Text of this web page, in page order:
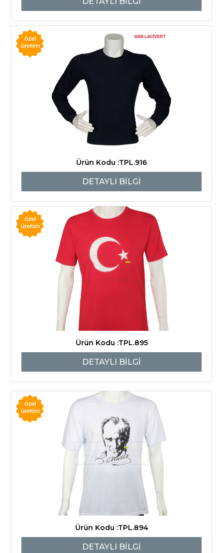
Ürün Kodu :TPL.916
DETAYLI BİLGİ
Ürün Kodu :TPL.895
DETAYLI BİLGİ
Ürün Kodu :TPL.894
DETAYLI BİLGİ